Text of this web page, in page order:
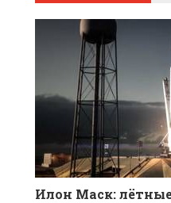
Илон Маск: